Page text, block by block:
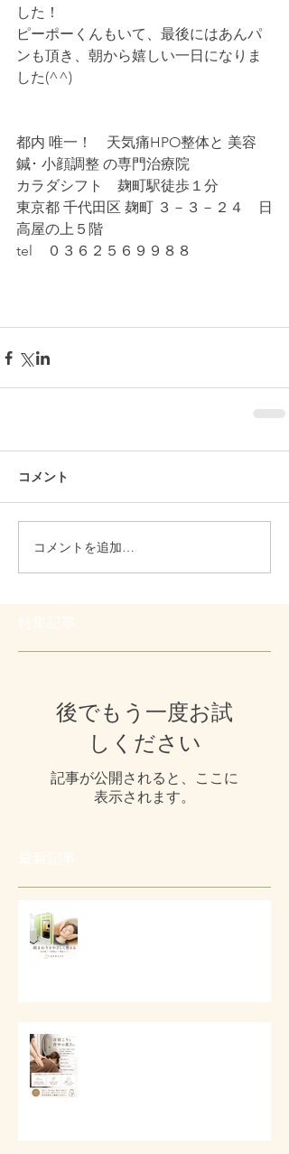
した！
ピーポーくんもいて、最後にはあんパ
ンも頂き、朝から嬉しい一日になりま
した(^^)
都内 唯一！　天気痛HPO整体と 美容
鍼･ 小顔調整 の専門治療院
カラダシフト　麹町駅徒歩１分
東京都 千代田区 麹町 ３－３－２４　日
高屋の上５階
tel　０３６２５６９９８８
コメント
コメントを追加…
後でもう一度お試
しください
記事が公開されると、ここに
表示されます。